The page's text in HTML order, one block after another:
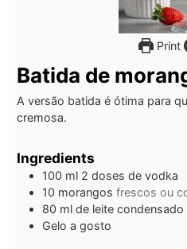
Print
Batida de
A versão batida é ótima para
cremosa.
Ingredients
100 ml 2 doses de vodka
10 morangos frescos ou
80 ml de leite condensado
Gelo a gosto